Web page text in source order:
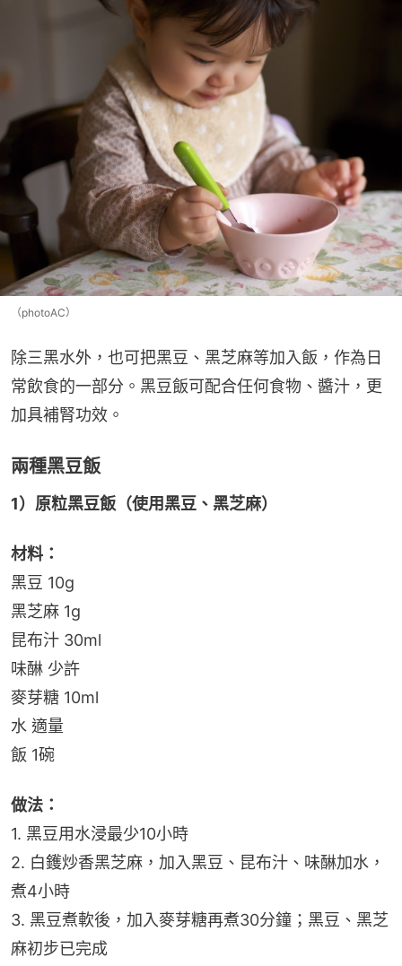
（photoAC）
除三黑水外，也可把黑豆、黑芝麻等加入飯，作為日
常飲食的一部分。黑豆飯可配合任何食物、醬汁，更
加具補腎功效。
兩種黑豆飯
1）原粒黑豆飯（使用黑豆、黑芝麻）
材料：
黑豆 10g
黑芝麻 1g
昆布汁 30ml
味醂 少許
麥芽糖 10ml
水 適量
飯 1碗
做法：
1. 黑豆用水浸最少10小時
2. 白鑊炒香黑芝麻，加入黑豆、昆布汁、味醂加水，
煮4小時
3. 黑豆煮軟後，加入麥芽糖再煮30分鐘；黑豆、黑芝
麻初步已完成